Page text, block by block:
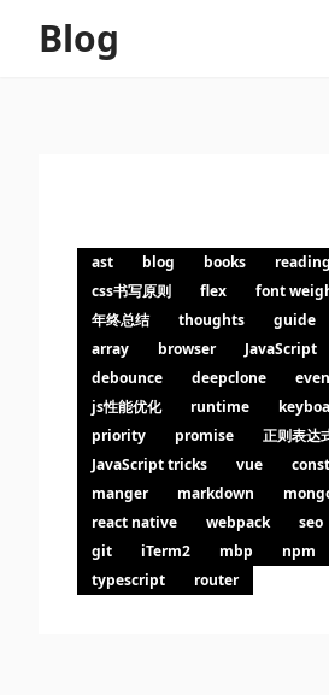
Blog
ast blog books reading
css书写原则
flex font
年终总结
thoughts guide
array
browser JavaScript
debounce
deepclone
js性能优化
runtime
priority
promise 正则表达
JavaScript tricks
vue
manger
markdown
react native
webpack seo
git
iTerm2 mbp npm
typescript
router